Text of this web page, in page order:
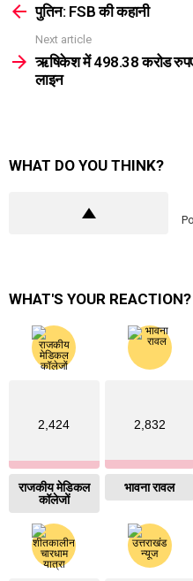
moreपुतिन: FSB की कहानी
Next article
ऋषिकेश में 498.38 करोड
लाइन
WHAT DO YOU THINK?
WHAT'S YOUR REACTION?
2,424
राजकीय मेडिकल
कॉलेजों
2,832
भावना रावल